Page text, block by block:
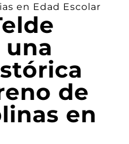
en Edad Escolar
de
en